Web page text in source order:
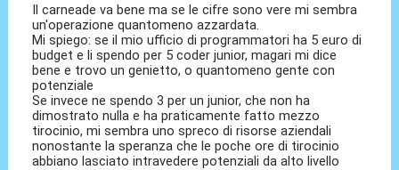
Il carneade va bene ma se le cifre sono vere mi sembra
un'operazione quantomeno azzardata.
Mi spiego: se il mio ufficio di programmatori ha 5 euro di
budget e li spendo per 5 coder junior, magari mi dice
bene e trovo un genietto, o quantomeno gente con
potenziale
Se invece ne spendo 3 per un junior, che non ha
dimostrato nulla e ha praticamente fatto mezzo
tirocinio, mi sembra uno spreco di risorse aziendali
nonostante la speranza che le poche ore di tirocinio
abbiano lasciato intravedere potenziali da alto livello